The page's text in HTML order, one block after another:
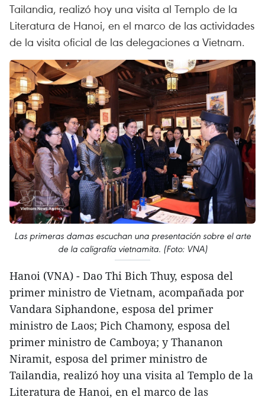
Tailandia, realizó hoy una visita al Templo de la
Literatura de Hanoi, en el marco de las actividades
de la visita oficial de las delegaciones a Vietnam.
Las primeras damas escuchan una presentación sobre el arte
de la caligrafía vietnamita. (Foto: VNA)
Hanoi (VNA) - Dao Thi Bich Thuy, esposa del
primer ministro de Vietnam, acompañada por
Vandara Siphandone, esposa del primer
ministro de Laos; Pich Chamony, esposa del
primer ministro de Camboya; y Thananon
Niramit, esposa del primer ministro de
Tailandia, realizó hoy una visita al Templo de la
Literatura de Hanoi, en el marco de las